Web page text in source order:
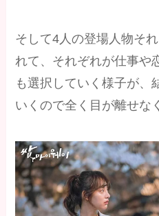
そして4人の登場人物そ
れて、それぞれが仕事や
も選択していく様子が、
いくので全く目が離せな